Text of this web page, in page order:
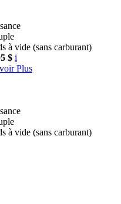
à vide (sans carburant)
$ i
Plus
à vide (sans carburant)